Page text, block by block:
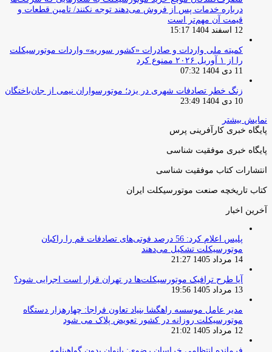
درباره خدمات پس از فروش می‌دهند توجه نکنند/ تامین قطعات و
قیمت آن مهم‌تر است
12 اسفند 1404 15:17
کمیته ملی واردات و صادرات «کشور سوریه» واردات موتورسیکلت
را از ۱ آوریل ۲۰۲۶ ممنوع کرد
11 دی 1404 07:32
زنگ خطر تصادفات شهری در یزد؛ موتورسواران نیمی از جان‌باختگان
10 دی 1404 23:49
نمایش بیشتر
پایگاه خبری کارآفرینی پرس
پایگاه خبری موفقیت شناسی
انتشارات کتاب موفقیت شناسی
کتاب تاریخچه صنعت موتورسیکلت ایران
آخرین اخبار
پلیس اعلام کرد: 56 درصد فوتی‌های تصادفات قم را راکبان
موتورسیکلت تشکیل می‌دهند
14 مرداد 1405 21:27
آیا طرح ترافیک موتورسیکلت‌ها در تهران قرار است اجرایی شود؟
13 مرداد 1405 19:56
مدیر عامل موسسه راهگشا بنیاد تعاون فراجا: چهارهزار دستگاه
موتورسیکلت روزانه در کشور تعویض پلاک می شود
12 مرداد 1405 21:02
فرمانده انتظامی خراسان رضوی: بانوان بدون گواهینامه